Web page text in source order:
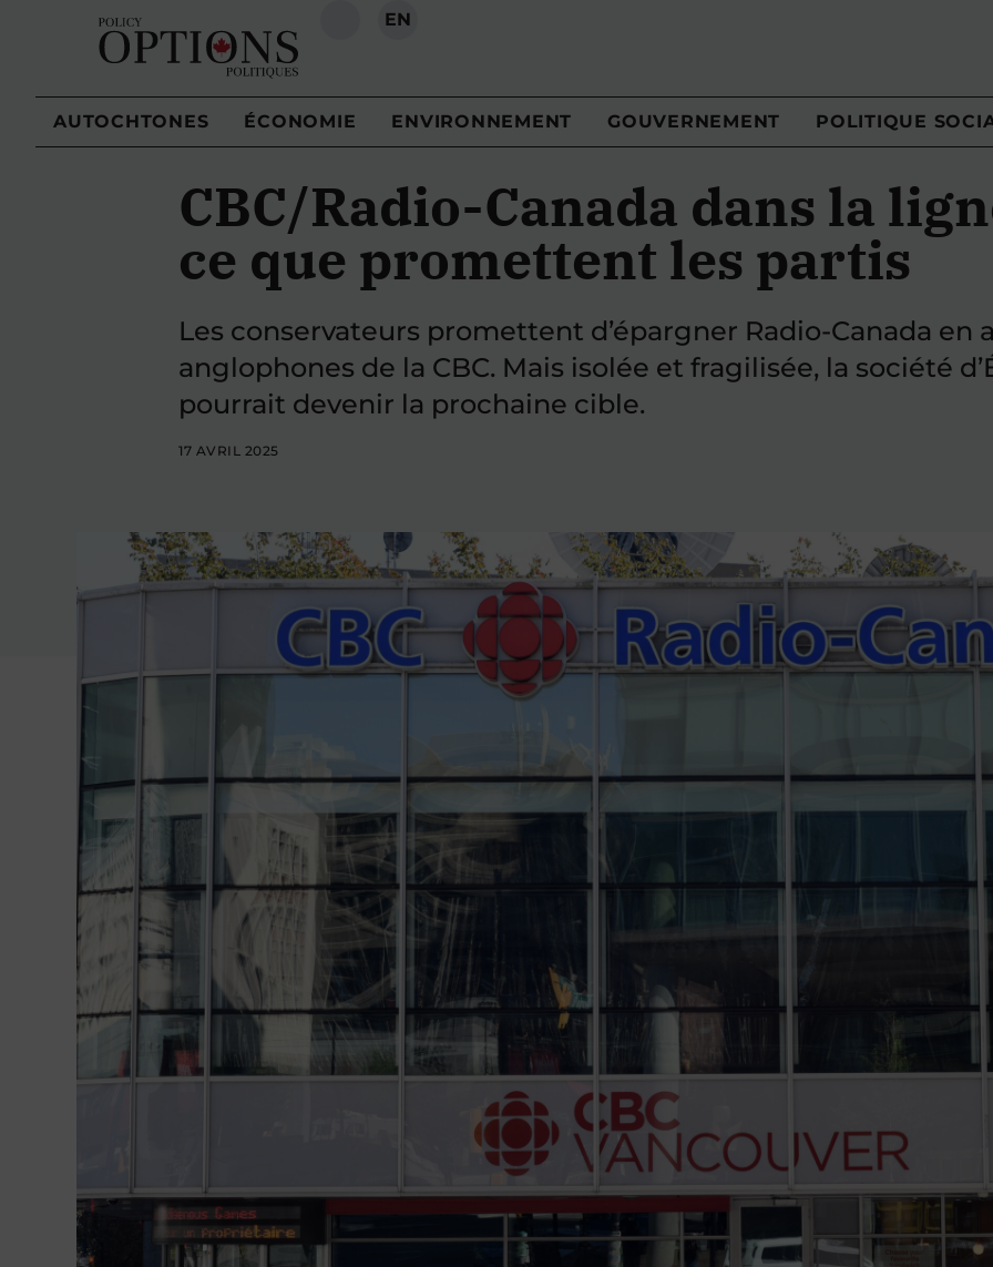
RECHERCHE
EN
AUTOCHTONES ÉCONOMIE ENVIRONNEMENT GOUVERNEMENT POLITIQUE
CBC/Radio-Canada dans la
ce que promettent les partis
Les conservateurs promettent d’épargner Radio-Canada en
anglophones de la CBC. Mais isolée et fragilisée, la société
pourrait devenir la prochaine cible.
17 AVRIL 2025